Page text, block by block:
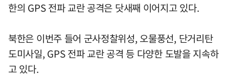
한의 GPS 전파 교란 공격은 닷새째 이어지고 있다.
북한은 이번주 들어 군사정찰위성, 오물풍선, 단거리탄
도미사일, GPS 전파 교란 공격 등 다양한 도발을 지속하
고 있다.